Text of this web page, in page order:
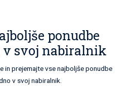
ponudbe
v svoj nabiralnik
in prejemajte vse najboljše ponudbe
v svoj nabiralnik.